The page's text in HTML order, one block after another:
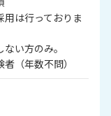
用は行っておりま
い方のみ。
（年数不問）